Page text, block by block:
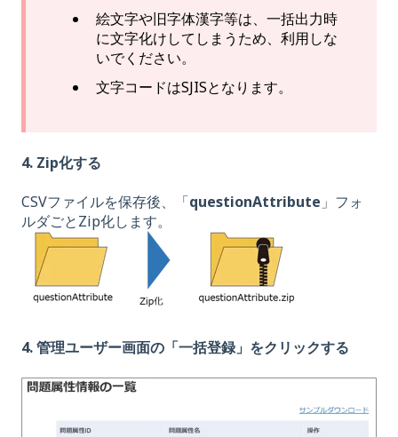
絵文字や旧字体漢字等は、一括出力時
に文字化けしてしまうため、利用しな
いでください。
文字コードはSJISとなります。
4. Zip化する
CSVファイルを保存後、「questionAttribute 」フォ
ルダごとZip化します。
4. 管理ユーザー画面の「一括登録」をクリックする